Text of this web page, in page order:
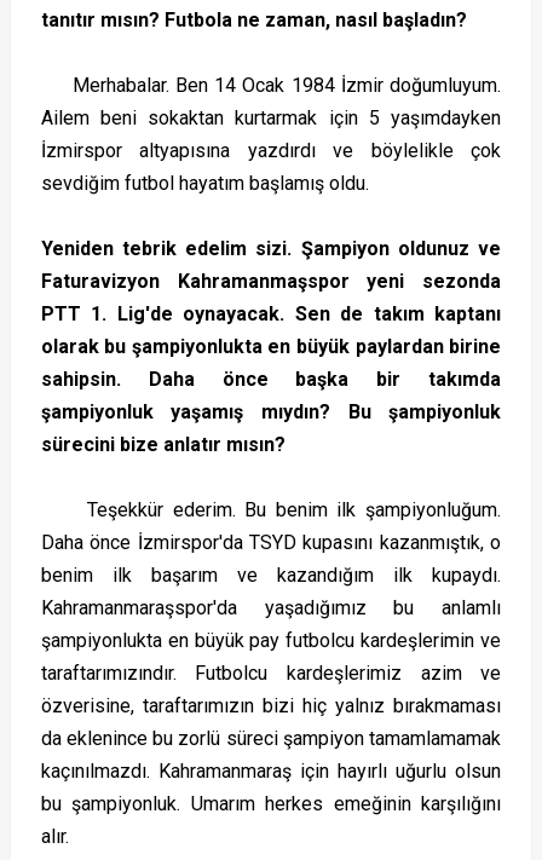
tanıtır mısın? Futbola ne zaman, nasıl başladın?
Merhabalar. Ben 14 Ocak 1984 İzmir doğumluyum.
Ailem beni sokaktan kurtarmak için 5 yaşımdayken
İzmirspor altyapısına yazdırdı ve böylelikle çok
sevdiğim futbol hayatım başlamış oldu.
Yeniden tebrik edelim sizi. Şampiyon oldunuz ve
Faturavizyon Kahramanmaşspor yeni sezonda
PTT 1. Lig'de oynayacak. Sen de takım kaptanı
olarak bu şampiyonlukta en büyük paylardan birine
sahipsin. Daha önce başka bir takımda
şampiyonluk yaşamış mıydın? Bu şampiyonluk
sürecini bize anlatır mısın?
Teşekkür ederim. Bu benim ilk şampiyonluğum.
Daha önce İzmirspor'da TSYD kupasını kazanmıştık, o
benim ilk başarım ve kazandığım ilk kupaydı.
Kahramanmaraşspor'da yaşadığımız bu anlamlı
şampiyonlukta en büyük pay futbolcu kardeşlerimin ve
taraftarımızındır. Futbolcu kardeşlerimiz azim ve
özverisine, taraftarımızın bizi hiç yalnız bırakmaması
da eklenince bu zorlü süreci şampiyon tamamlamamak
kaçınılmazdı. Kahramanmaraş için hayırlı uğurlu olsun
bu şampiyonluk. Umarım herkes emeğinin karşılığını
alır.